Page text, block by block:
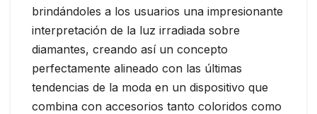
brindándoles a los usuarios una impresionante
interpretación de la luz irradiada sobre
diamantes, creando así un concepto
perfectamente alineado con las últimas
tendencias de la moda en un dispositivo que
combina con accesorios tanto coloridos como